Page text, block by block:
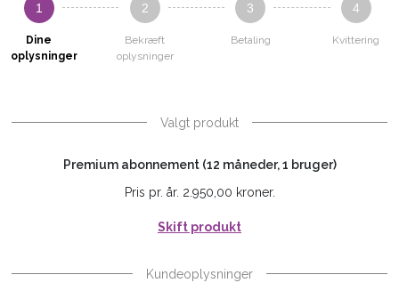
1
Dine
oplysninger
2
Bekræft
oplysninger
3
Betaling
4
Kvittering
Valgt produkt
Premium abonnement (12 måneder, 1 bruger)
Pris pr. år. 2.950,00 kroner.
Skift produkt
Kundeoplysninger